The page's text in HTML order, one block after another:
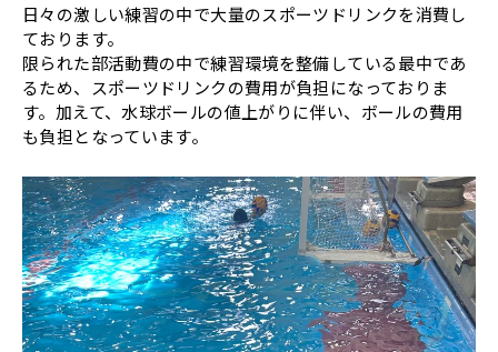
日々の激しい練習の中で大量のスポーツドリンクを消費し
ております。
限られた部活動費の中で練習環境を整備している最中であ
るため、スポーツドリンクの費用が負担になっておりま
す。加えて、水球ボールの値上がりに伴い、ボールの費用
も負担となっています。